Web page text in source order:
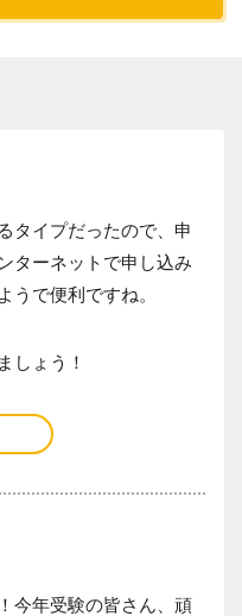
タイプだったので、申
ターネットで申し込み
うで便利ですね。
しょう！
今年受験の皆さん、頑